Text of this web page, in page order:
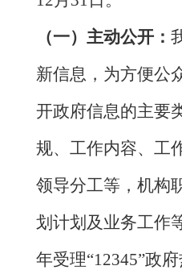
（一） 主动公开 ：
新信息，为方便公
开政府信息的主要
规、工作内容、工
领导分工等，机构
划计划及业务工作
年受理“12345”政